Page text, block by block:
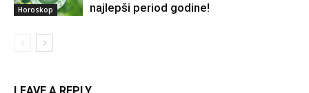
Horoskop
najlepši period godine!